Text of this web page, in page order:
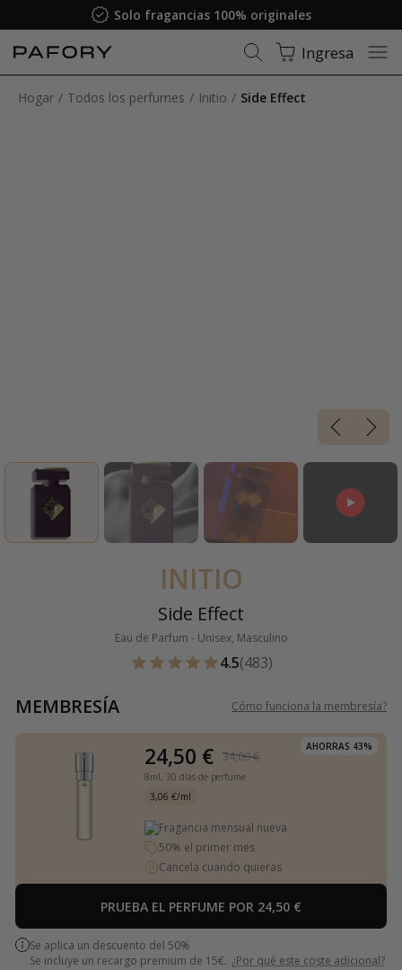
Solo fragancias 100% originales
Ingresa
Hogar Todos los perfumes Initio Side Effect
INITIO
Side Effect
Eau de Parfum - Unisex, Masculino
4.5(483)
MEMBRESÍA Cómo funciona la membresía?
AHORRAS 43%
24,50 € 34,00 €
8ml, 30 días de perfume
3,06 €/ml
Fragancia mensual nueva
50% el primer mes
Cancela cuando quieras
PRUEBA EL PERFUME POR 24,50 €
Se aplica un descuento del 50%
Se incluye un recargo premium de 15€. ¿Por qué este coste adicional?